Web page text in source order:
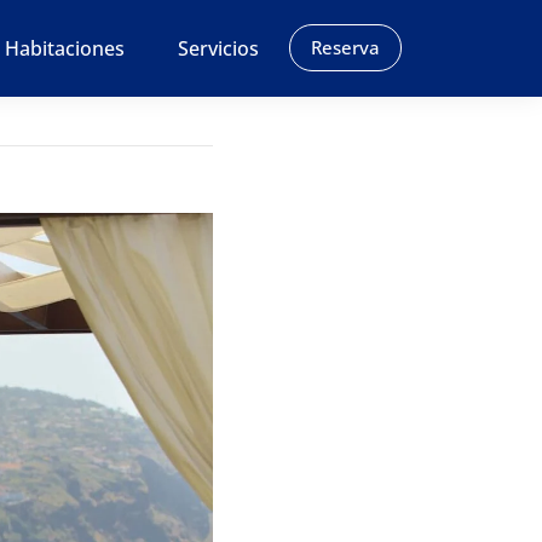
Habitaciones Servicios Reserva